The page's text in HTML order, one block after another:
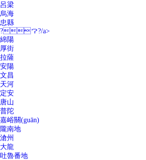
呂梁
烏海
忠縣
?？?/a>
綿陽
厚街
拉薩
安陽
文昌
天河
定安
唐山
普陀
嘉峪關(guān)
隴南地
滄州
大龍
吐魯番地